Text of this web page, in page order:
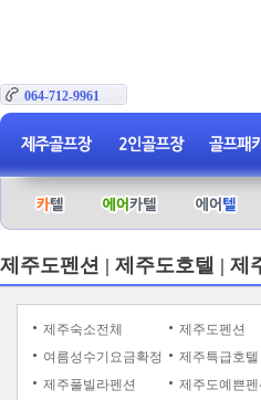
064-712-9961
제주도펜션 | 제주도호텔 | 제
제주숙소전체 제주도펜션
여름성수기요금확정
제주특급호텔
제주풀빌라펜션
제주도예쁜펜